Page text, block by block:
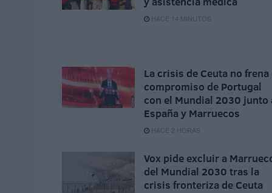
HACE 14 MINUTOS
La crisis de Ceuta no frena
compromiso de Portugal
con el Mundial 2030 junto
España y Marruecos
HACE 2 HORAS
Vox pide excluir a
del Mundial 2030 tras la
crisis fronteriza de Ceuta